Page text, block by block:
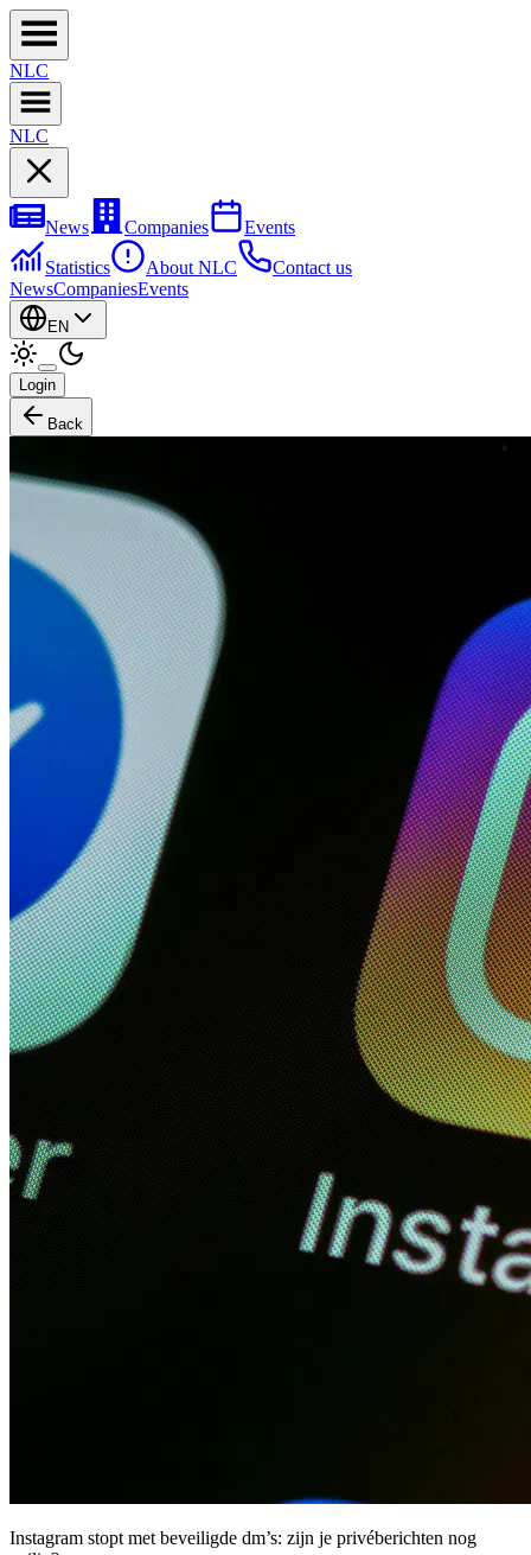
NLC
NLC
News Companies
Events
Statistics
About NLC
Contact us
NewsCompaniesEvents
EN
Login
Back
Instagram stopt met beveiligde dm’s: zijn je privéberichten nog